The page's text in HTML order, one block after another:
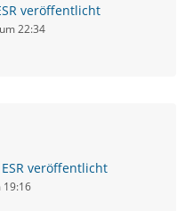
veröffentlicht
22:34
veröffentlicht
19:16